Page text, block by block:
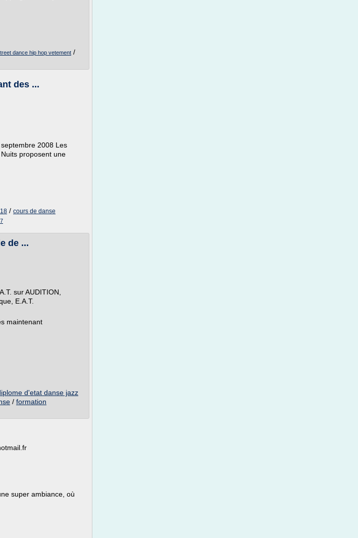
dance hip hop vetement /
des ...
2008 Les
proposent une
/ cours de danse
de ...
sur AUDITION,
E.A.T.
maintenant
d'etat danse jazz
/ formation
super ambiance, où